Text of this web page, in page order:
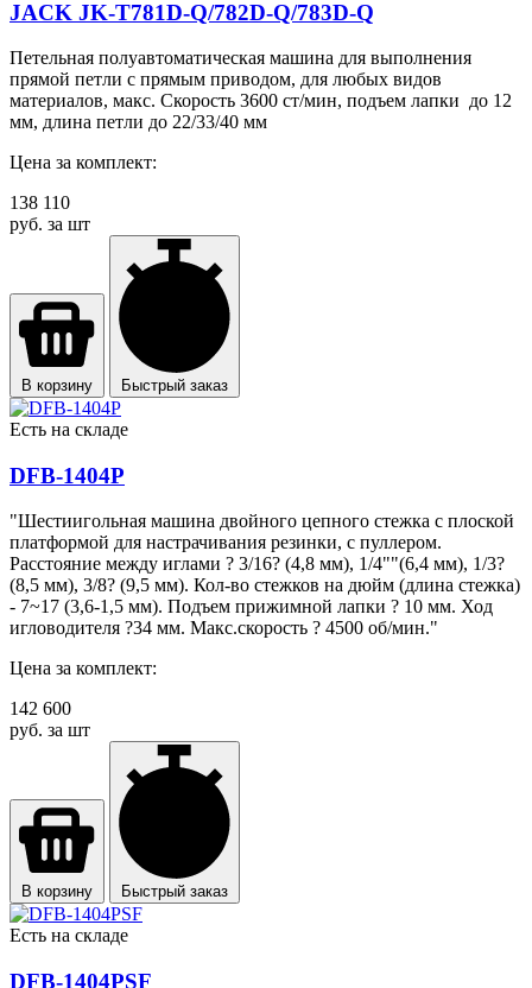
JACK JK-T781D-Q/782D-Q/783D-Q
Петельная полуавтоматическая машина для выполнения
прямой петли с прямым приводом, для любых видов
материалов, макс. Скорость 3600 ст/мин, подъем лапки до 12
мм, длина петли до 22/33/40 мм
Цена за комплект:
138 110
руб. за шт
В корзину Быстрый заказ
Есть на складе
DFB-1404P
"Шестиигольная машина двойного цепного стежка с плоской
платформой для настрачивания резинки, с пуллером.
Расстояние между иглами ? 3/16? (4,8 мм), 1/4""(6,4 мм), 1/3?
(8,5 мм), 3/8? (9,5 мм). Кол-во стежков на дюйм (длина стежка)
- 7~17 (3,6-1,5 мм). Подъем прижимной лапки ? 10 мм. Ход
игловодителя ?34 мм. Макс.скорость ? 4500 об/мин."
Цена за комплект:
142 600
руб. за шт
В корзину Быстрый заказ
Есть на складе
DFB-1404PSF